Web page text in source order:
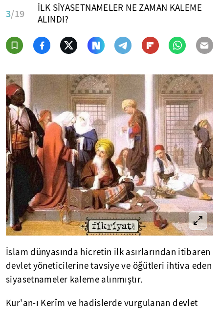
3/19
İLK SİYASETNAMELER NE ZAMAN KALEME
ALINDI?
İslam dünyasında hicretin ilk asırlarından itibaren
devlet yöneticilerine tavsiye ve öğütleri ihtiva eden
siyasetnameler kaleme alınmıştır.
Kur'an-ı Kerîm ve hadislerde vurgulanan devlet